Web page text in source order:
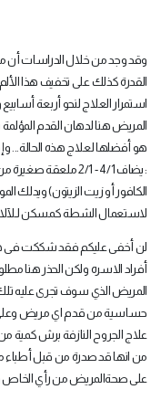
وقد وجد من خلال الدراسات أن
القدرة كذلك على تخفيف هذا
استمرار العلاج لنحو أربعة
المريض هنا لدهان القدم
هو أفضلها لعلاج هذه الحالة...
: يضاف 4/1 - 2/1
الكافور أو زيت الزيتون) ويدلك
لاستعمال الشطة كمسكن
لن أخفى عليكم فقد شككت فى
أفراد الاسره ولكن الحذر هنا
المريض الذي سوف تجرى عليه
حساسية من قدم اي مريض
علاج الجروح النازفة برش كمية
من انها قد صدرة من قبل
على صحةالمريض من رأي الخاص